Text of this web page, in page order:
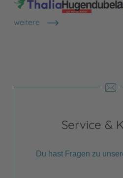
weitere
Shops anzeigen
Service &
Du hast Fragen zu